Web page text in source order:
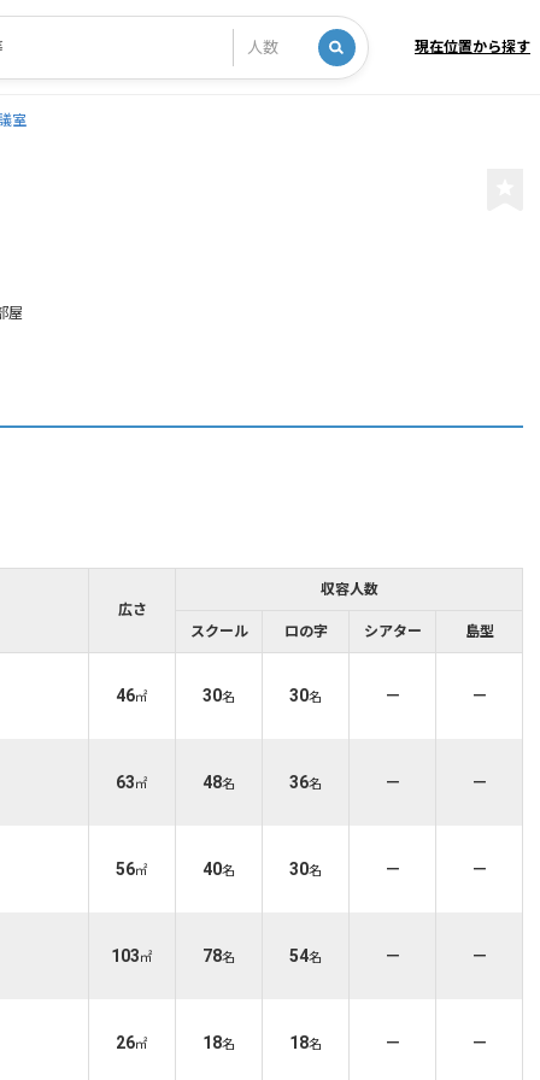
現在位置から探す
室
屋
広さ
収容人数
スクール ロの字 シアター 島型
46㎡ 30名 30名 － －
63㎡ 48名 36名 － －
56㎡ 40名 30名 － －
103㎡ 78名 54名 － －
26㎡ 18名 18名 － －